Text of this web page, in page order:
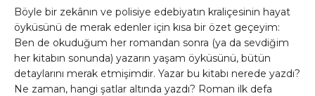
Böyle bir zekânın ve polisiye edebiyatın kraliçesinin hayat
öyküsünü de merak edenler için kısa bir özet geçeyim:
Ben de okuduğum her romandan sonra (ya da sevdiğim
her kitabın sonunda) yazarın yaşam öyküsünü, bütün
detaylarını merak etmişimdir. Yazar bu kitabı nerede yazdı?
Ne zaman, hangi şatlar altında yazdı? Roman ilk defa